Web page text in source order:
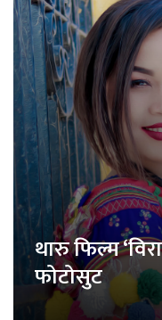
थारु फिल्म
फोटोसुट